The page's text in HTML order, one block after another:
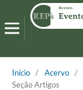
Início / Acervo /
Seção Artigos